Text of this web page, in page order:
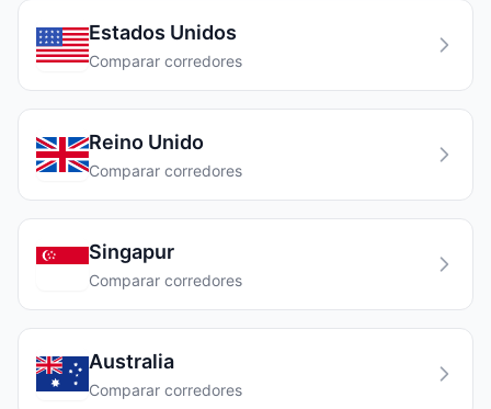
Estados Unidos
Comparar corredores
Reino Unido
Comparar corredores
Singapur
Comparar corredores
Australia
Comparar corredores